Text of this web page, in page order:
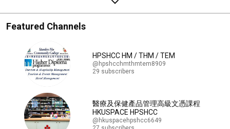
Featured Channels
HPSHCC HM / THM / TEM
@hpshcchmthmtem8909
29 subscribers
醫療及保健產品管理高級文憑課程
HKUSPACE HPSHCC
@hkuspacehpshcc6649